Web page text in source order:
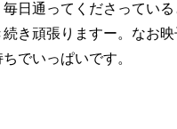
日通ってくださってい
き頑張りますー。なお映
でいっぱいです。